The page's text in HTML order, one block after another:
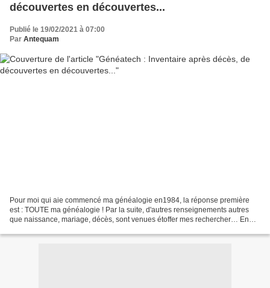
découvertes en découvertes...
Publié le 19/02/2021 à 07:00
Par Antequam
Pour moi qui aie commencé ma généalogie en1984, la réponse première
est : TOUTE ma généalogie ! Par la suite, d'autres renseignements autres
que naissance, mariage, décès, sont venues étoffer mes rechercher… En